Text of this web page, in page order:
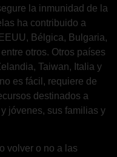
la inmunidad de la
ha contribuido a
Bélgica, Bulgaria,
otros. Otros países
Taiwan, Italia y
es fácil, requiere de
destinados a
jóvenes, sus familias y
volver o no a las